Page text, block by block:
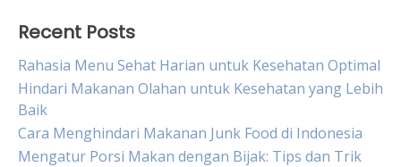
Recent Posts
Rahasia Menu Sehat Harian untuk Kesehatan Optimal
Hindari Makanan Olahan untuk Kesehatan yang Lebih
Baik
Cara Menghindari Makanan Junk Food di Indonesia
Mengatur Porsi Makan dengan Bijak: Tips dan Trik